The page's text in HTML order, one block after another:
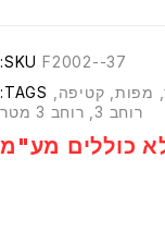
SKU:
F2002--37
TAGS:
מפות, קטיפה,
רוחב 3 , רוחב 3 מטר
כוללים מע"מ